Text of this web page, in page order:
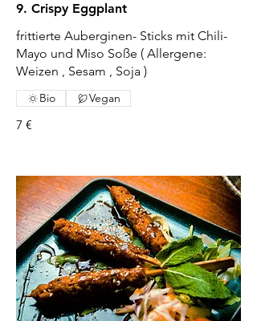
9. Crispy Eggplant
frittierte Auberginen- Sticks mit Chili-
Mayo und Miso Soße ( Allergene:
Weizen , Sesam , Soja )
7 €
Bio Vegan